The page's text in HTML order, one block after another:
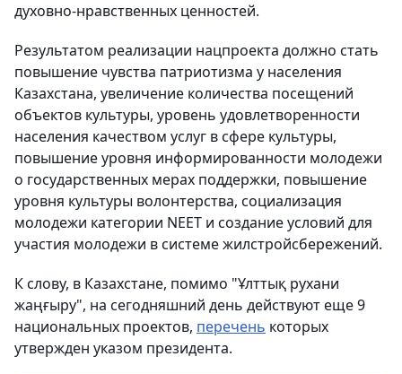
духовно-нравственных ценностей.
Результатом реализации нацпроекта должно стать
повышение чувства патриотизма у населения
Казахстана, увеличение количества посещений
объектов культуры, уровень удовлетворенности
населения качеством услуг в сфере культуры,
повышение уровня информированности молодежи
о государственных мерах поддержки, повышение
уровня культуры волонтерства, социализация
молодежи категории NEET и создание условий для
участия молодежи в системе жилстройсбережений.
К слову, в Казахстане, помимо "Ұлттық рухани
жаңғыру", на сегодняшний день действуют еще 9
национальных проектов, перечень которых
утвержден указом президента.